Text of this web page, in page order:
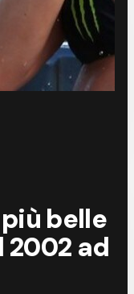
belle
2002 ad